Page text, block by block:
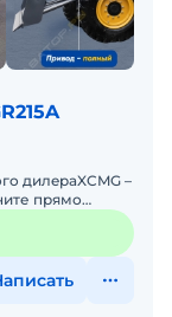
дилepаXCMG –
прямо
инф